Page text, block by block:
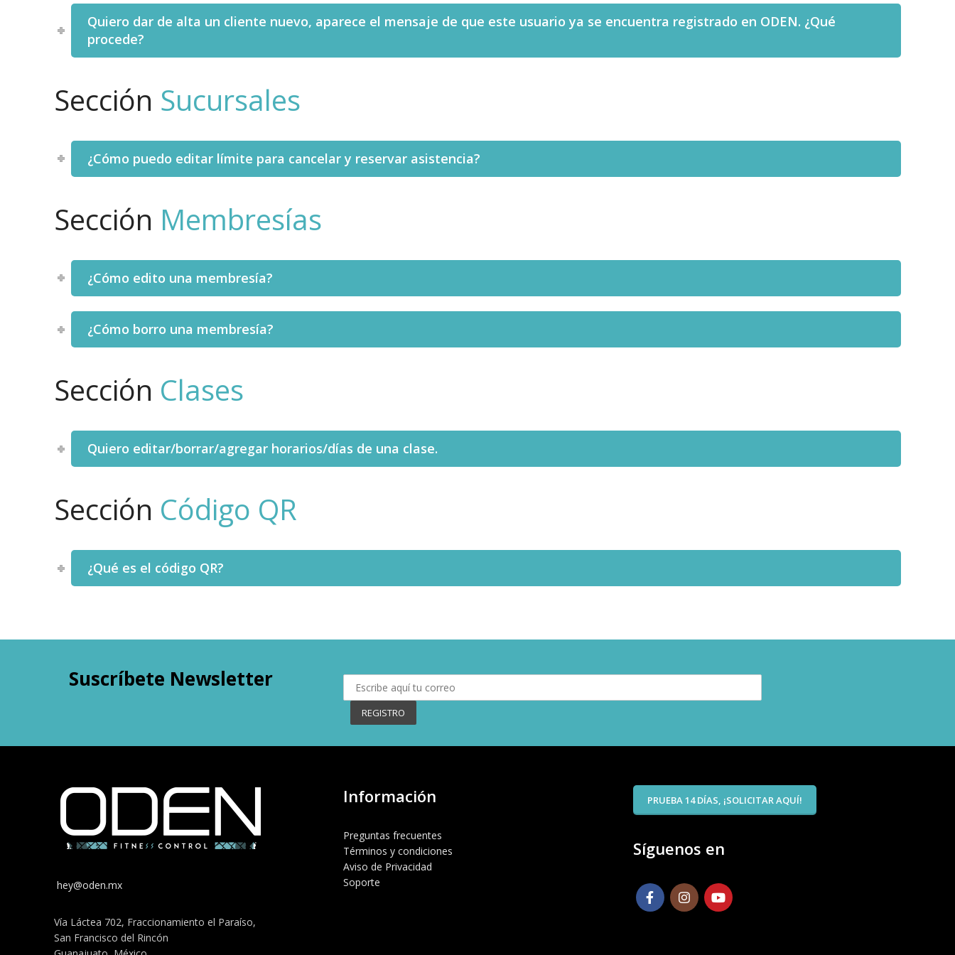
Quiero dar de alta un cliente nuevo, aparece el mensaje de que este usuario ya se encuentra registrado en ODEN. ¿Qué
procede?
Sección Sucursales
¿Cómo puedo editar límite para cancelar y reservar asistencia?
Sección Membresías
¿Cómo edito una membresía?
¿Cómo borro una membresía?
Sección Clases
Quiero editar/borrar/agregar horarios/días de una clase.
Sección Código QR
¿Qué es el código QR?
Suscríbete Newsletter
hey@oden.mx
Vía Láctea 702, Fraccionamiento el Paraíso,
San Francisco del Rincón
Información
Preguntas frecuentes
Términos y condiciones
Aviso de Privacidad
Soporte
PRUEBA 14 DÍAS, ¡SOLICITAR AQUÍ!
Síguenos en